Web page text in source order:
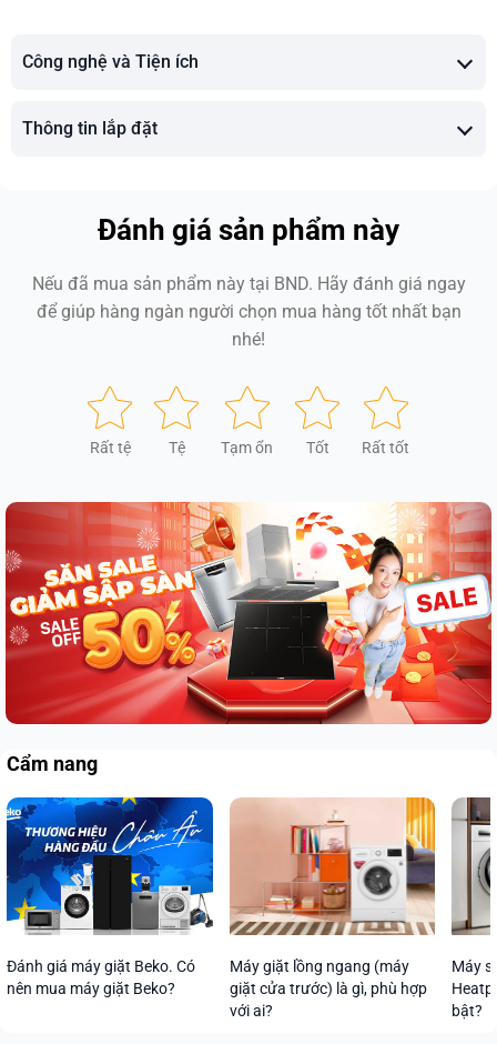
Công nghệ và Tiện ích
Thông tin lắp đặt
Đánh giá sản phẩm này
Nếu đã mua sản phẩm này tại BND. Hãy đánh giá ngay
để giúp hàng ngàn người chọn mua hàng tốt nhất bạn
nhé!
Rất tệ Tệ Tạm ổn Tốt Rất tốt
Cẩm nang
Đánh giá máy giặt Beko. Có
nên mua máy giặt Beko?
Máy giặt lồng ngang (máy
giặt cửa trước) là gì, phù hợp
với ai?
Máy
bật?